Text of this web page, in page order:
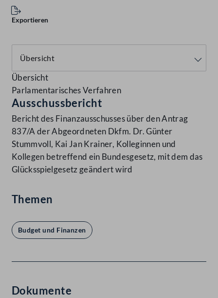
Exportieren
Übersicht
Parlamentarisches Verfahren
Ausschussbericht
Bericht des Finanzausschusses über den Antrag
837/A der Abgeordneten Dkfm. Dr. Günter
Stummvoll, Kai Jan Krainer, Kolleginnen und
Kollegen betreffend ein Bundesgesetz, mit dem das
Glücksspielgesetz geändert wird
Themen
Budget und Finanzen
Dokumente